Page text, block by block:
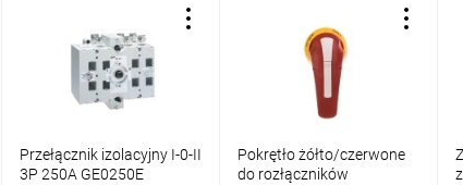
Przełącznik izolacyjny I-0-II
3P 250A GE0250E
Pokrętło żółto/czerwone
do rozłączników